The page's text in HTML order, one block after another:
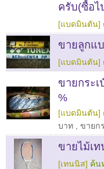
ครับ(ซื้อ
[แบดมินตัน]
ขายลูกแ
[แบดมินตัน]
ขายกระเ
%
[แบดมินตัน]
บาท
ขายก
ขายไม้เ
[เทนนิส] ค้น